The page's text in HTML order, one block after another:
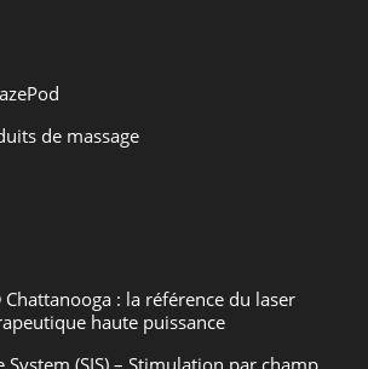
de massage
: la référence du laser
haute puissance
System (SIS) – Stimulation par champ